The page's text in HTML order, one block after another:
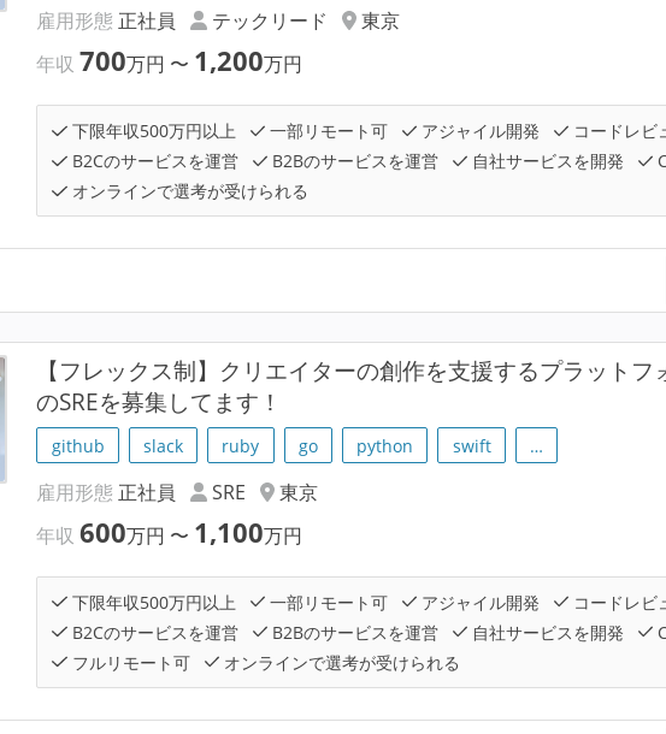
雇用形態 正社員 テックリード
東京
年収700万円 〜 1,200万円
下限年収500万円以上 一部リモート可 アジャイル開発
コードレビ
B2Cのサービスを運営
B2Bのサービスを運営 自社サービスを開発
オンラインで選考が受けられる
【フレックス制】クリエイターの創作を支援するプラットフ
のSREを募集してます！
github slack ruby go python swift …
雇用形態 正社員 SRE
東京
年収600万円 〜 1,100万円
下限年収500万円以上 一部リモート可 アジャイル開発
コードレビ
B2Cのサービスを運営
B2Bのサービスを運営 自社サービスを開発
フルリモート可
オンラインで選考が受けられる